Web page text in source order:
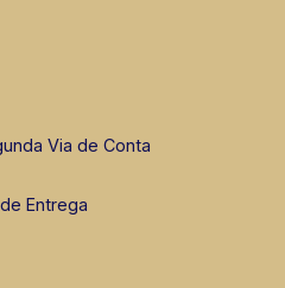
Via de Conta
Entrega